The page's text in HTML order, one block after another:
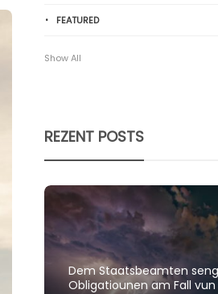
FEATURED
Show All
REZENT POSTS
Dem Staatsbeamten seng
Obligatiounen am Fall